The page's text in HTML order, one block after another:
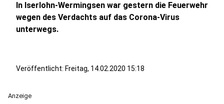
In Iserlohn-Wermingsen war gestern die Feuerwehr
wegen des Verdachts auf das Corona-Virus
unterwegs.
Veröffentlicht: Freitag, 14.02.2020 15:18
Anzeige